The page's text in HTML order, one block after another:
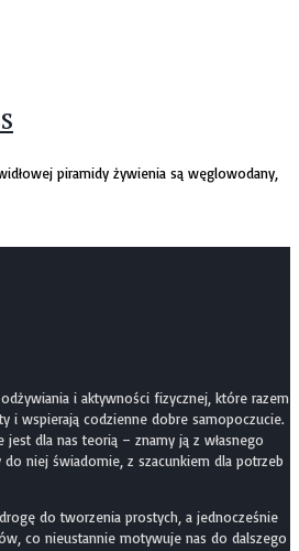
piramidy żywienia są węglowodany,
i aktywności fizycznej, które razem
i wspierają codzienne dobre samopoczucie.
dla nas teorią – znamy ją z własnego
niej świadomie, z szacunkiem dla potrzeb
do tworzenia prostych, a jednocześnie
co nieustannie motywuje nas do dalszego